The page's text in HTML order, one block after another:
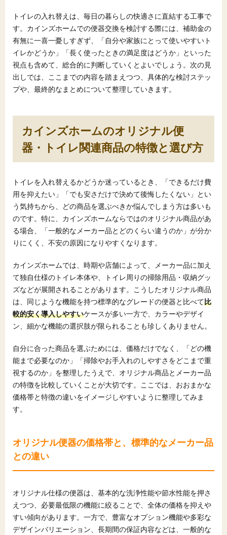
トイレの入れ替えは、毎日の暮らしの快適さに直結する工事で
す。カインズホームでの便器交換を検討する際には、補助金の
有無に一喜一憂しすぎず、「自分や家族にとって使いやすいト
イレかどうか」「長く使ったときの満足度はどうか」といった
視点も含めて、総合的に判断していくとよいでしょう。次の見
出しでは、ここまでの内容を踏まえつつ、具体的な検討ステッ
プや、最終的なまとめについて整理していきます。
カインズホームのオリジナル便
器・トイレ関連商品の特徴と選び方
トイレを入れ替えるかどうか迷っているとき、「できるだけ費
用を抑えたい」「でも安さだけで決めて後悔したくない」とい
う気持ちから、どの商品を選ぶべきか悩んでしまう方は多いも
のです。特に、カインズホームならではのオリジナル商品があ
る場合、「一般的なメーカー品とどのくらい違うのか」が分か
りにくく、不安の原因になりやすくなります。
カインズホームでは、時期や店舗によって、メーカー品に加え
て独自仕様のトイレ本体や、トイレ周りの掃除用品・収納グッ
ズなどが展開されることがあります。こうしたオリジナル商品
は、同じような機能を持つ標準的なグレードの便器と比べて比
較的安く導入しやすいケースが多い一方で、カラーやデザイ
ン、細かな機能の選択肢が限られることも珍しくありません。
自分に合った商品を選ぶためには、価格だけでなく、「どの機
能まで必要なのか」「掃除やお手入れのしやすさをどこまで重
視するのか」を整理したうえで、オリジナル商品とメーカー品
の特徴を比較していくことが大切です。ここでは、おおまかな
価格帯と特徴の違いをイメージしやすいように整理してみま
す。
オリジナル便器の価格帯と、標準的なメーカー品
との違い
オリジナル仕様の便器は、基本的な洗浄性能や節水性能を押さ
えつつ、必要最低限の機能に絞ることで、全体の価格を抑えや
すい傾向があります。一方で、豊富なオプション機能や多彩な
デザインバリエーション、長期間の保証内容などは、一般的な